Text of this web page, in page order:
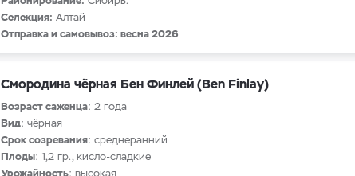
Селекция: Алтай
Отправка и самовывоз: весна 2026
Смородина чёрная Бен Финлей (Ben Finlay)
Возраст саженца: 2 года
Вид: чёрная
Срок созревания: среднеранний
Плоды: 1,2 гр., кисло-сладкие
Урожайность: высокая